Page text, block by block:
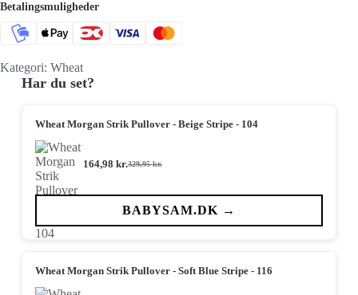
Betalingsmuligheder
Kategori: Wheat
Har du set?
Wheat Morgan Strik Pullover - Beige Stripe - 104
329,95kr.
Den
pris
var:
164,98 kr.Den
pris
er:
BABYSAM.DK →
Wheat Morgan Strik Pullover - Soft Blue Stripe - 116